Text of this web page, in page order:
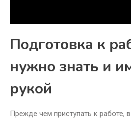
Подготовка к
нужно знать и
рукой
Прежде чем приступать к работе,